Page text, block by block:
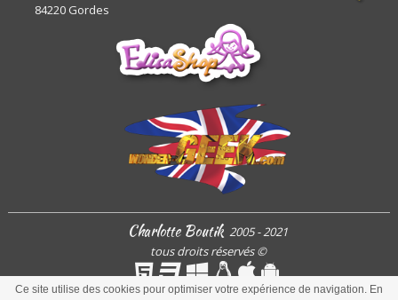
Ce site utilise des cookies pour optimiser votre expérience de navigation. En
84220 Gordes
Charlotte Boutik 2005 - 2021
tous droits réservés©